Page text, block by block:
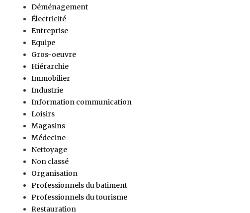
Déménagement
Électricité
Entreprise
Equipe
Gros-oeuvre
Hiérarchie
Immobilier
Industrie
Information communication
Loisirs
Magasins
Médecine
Nettoyage
Non classé
Organisation
Professionnels du batiment
Professionnels du tourisme
Restauration